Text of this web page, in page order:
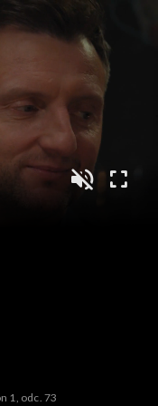
1, odc. 73